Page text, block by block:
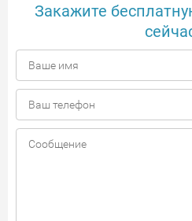
Закажите